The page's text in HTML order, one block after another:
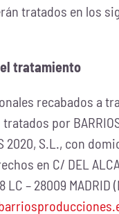
tratados en los
tratamiento
recabados a
por
2020, S.L., con
en C/ DEL
LC – 28009 MADRID